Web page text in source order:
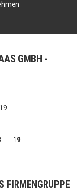
GMBH
19
FIRMENGRUPPE